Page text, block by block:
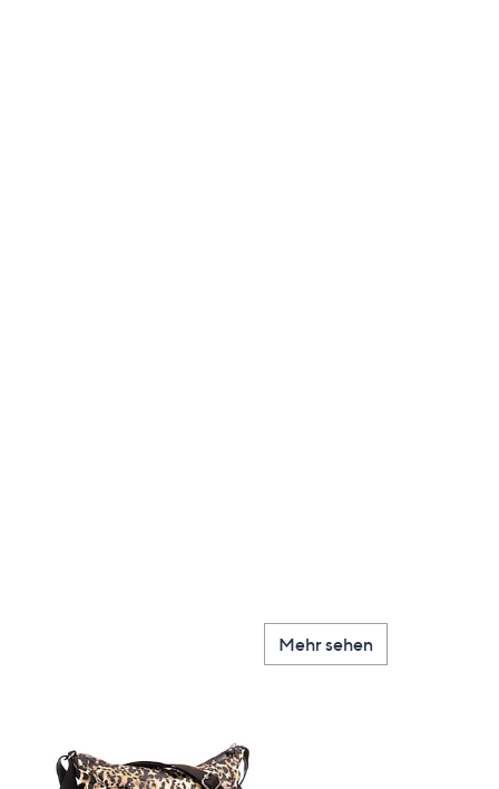
Mehr sehen